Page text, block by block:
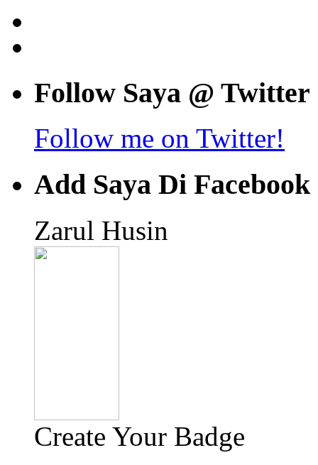
Follow Saya @ Twitter
Follow me on Twitter!
Add Saya Di Facebook
Zarul Husin
Create Your Badge